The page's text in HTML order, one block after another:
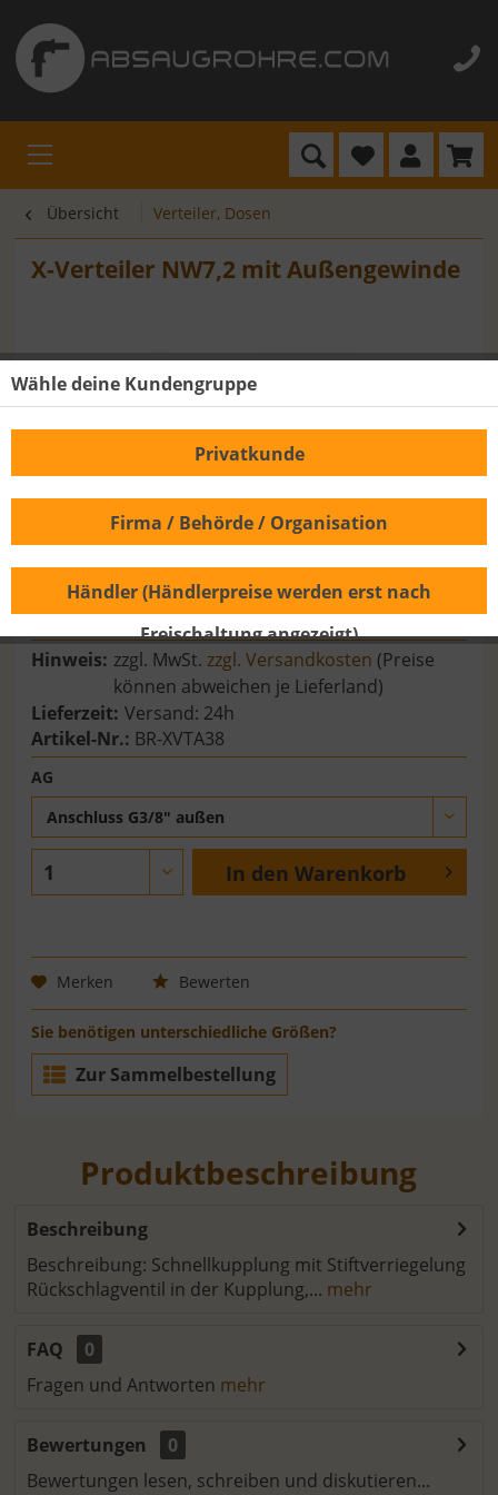
Übersicht Verteiler, Dosen
X-Verteiler NW7,2 mit Außengewinde
26,83 € *
Hinweis: zzgl. MwSt.zzgl. Versandkosten (Preise
können abweichen je Lieferland)
Lieferzeit: Versand: 24h
Artikel-Nr.: BR-XVTA38
AG
Anschluss G3/8" außen
In den Warenkorb
Merken Bewerten
Sie benötigen unterschiedliche Größen?
Zur Sammelbestellung
Produktbeschreibung
Beschreibung
Beschreibung: Schnellkupplung mit Stiftverriegelung
Rückschlagventil in der Kupplung,... mehr
FAQ
0
Fragen und Antworten mehr
Bewertungen
0
Bewertungen lesen, schreiben und diskutieren...
Wähle deine Kundengruppe
Privatkunde
Firma / Behörde / Organisation
Händler (Händlerpreise werden erst nach
Freischaltung angezeigt)